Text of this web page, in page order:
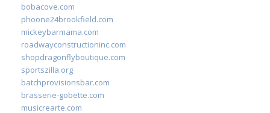
bobacove.com
phoone24brookfield.com
mickeybarmama.com
roadwayconstructioninc.com
shopdragonflyboutique.com
sportszilla.org
batchprovisionsbar.com
brasserie-gobette.com
musicrearte.com